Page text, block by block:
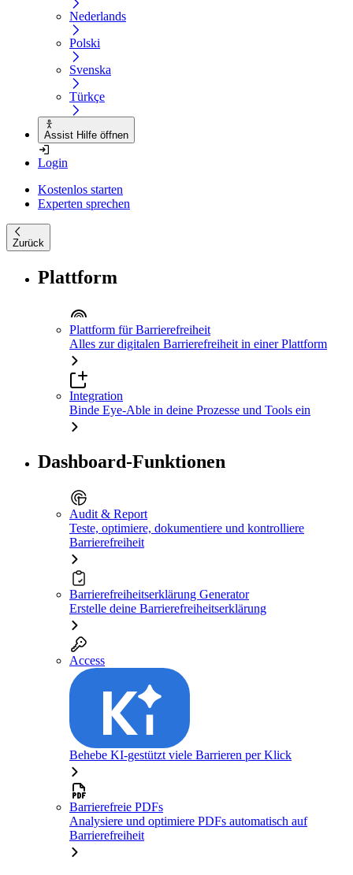
Nederlands
Polski
Svenska
Türkçe
Assist Hilfe öffnen
Login
Kostenlos starten
Experten sprechen
Zurück
Plattform
Plattform für Barrierefreiheit
Alles zur digitalen Barrierefreiheit in einer Plattform
Integration
Binde Eye-Able in deine Prozesse und Tools ein
Dashboard-Funktionen
Audit & Report
Teste, optimiere, dokumentiere und kontrolliere
Barrierefreiheit
Barrierefreiheitserklärung Generator
Erstelle deine Barrierefreiheitserklärung
Access
Behebe KI-gestützt viele Barrieren per Klick
Barrierefreie PDFs
Analysiere und optimiere PDFs automatisch auf
Barrierefreiheit